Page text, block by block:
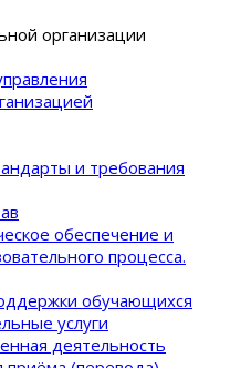
организации
и требования
обеспечение и
процеcса.
обучающихся
услуги
деятельность